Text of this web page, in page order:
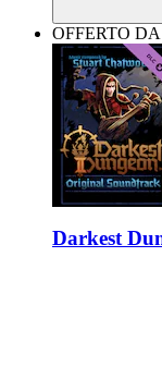
OFFERTO
Darkest